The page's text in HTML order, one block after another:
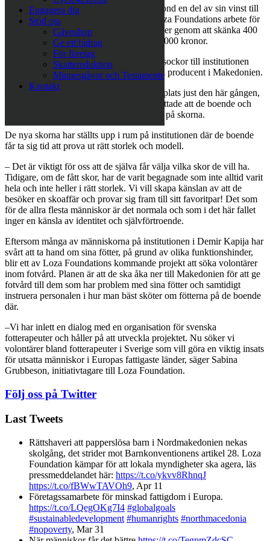
Engagera dig
Stöd oss
Gåvoshop
Ge ett bidrag
För företag
Skattereduktion
Minnesgåvor och Testamente
Kontakt
Varje år avsätter Varbergsbaserade Vagabond en del av sin vinst till
välgörenhet. I år stöttar de bland annat Loza Foundations arbete för
utsatta människor i Europas fattigaste länder genom att skänka 400
par varmfodrade skor till ett värde av 400 000 kronor.
Tillsammans med skorna donerades även sockor till institutionen
som Loza Foundation köpt in hos en lokal producent i Makedonien.
– Jag hade själv inte möjlighet att vara på plats just den här gången,
men våra makedonska representanter berättade att de boende och
personalen blev väldigt glada och nyfikna på skorna.
De nya skorna har ställts upp i rum på institutionen där de boende
får ta sig tid att prova ut rätt storlek och modell.
– Det är viktigt för oss att de själva får välja vilka skor de vill ha.
Tidigare, om de fått skor, har de varit begagnade som inte alltid varit
hela och inte heller i rätt storlek. Vi vill skapa känslan av att de
besöker en skoaffär och provar sig fram till sitt favoritpar! Det som
för de allra flesta människor är det normala och som i det här fallet
inger en känsla av identitet och självförtroende.
Eftersom många av människorna på institutionen i Demir Kapija har
svårt att ta hand om sina fötter, på grund av olika funktionshinder,
blir ett av Loza Foundations kommande projekt att söka volontärer
inom fotvård. Planen är att de ska åka ner till Makedonien för att ge
fotvård till dem som har problem med sina fötter och samtidigt
instruera personalen i hur man bäst sköter om fötterna på de boende
där.
–Vi har inlett en dialog med en organisation för svenska
fotterapeuter och håller på att utveckla projektet. Nu söker vi
volontärer bland fotterapeuter i Sverige som vill göra en viktig insats
för utsatta människor i Europas fattigaste länder, säger Sabina
Grubbeson, initiativtagare till Loza Foundation.
Följ oss på Twitter
Last Tweets
Rättshaveri att papperslösa barn i Nordmakedonien nekas
skolgång, det strider mot Barnkonventionens artikel 28. Loza
Foundation kämpar för att lokala myndigheter ska agera, läs
pressmeddelandet här: https://t.co/ykvv8RhnqJ
https://t.co/fBWwTAVOh9, Apr 11
Företagssamarbete för minskad fattigdom i Europa.
https://t.co/LQegOKg7I4 #globalgoals
#sustainabledevelopment #humanrights #northmacedonia
#nopoverty, Mar 31